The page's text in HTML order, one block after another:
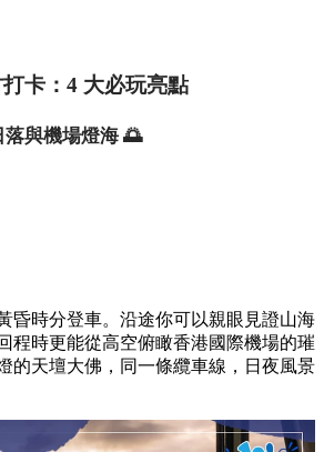
卡：4 大必玩亮點
落與機場燈海 🌅
昏時分登車。沿途你可以親眼見證山海
程時更能從高空俯瞰香港國際機場的璀
的天壇大佛，同一條纜車線，日夜風景